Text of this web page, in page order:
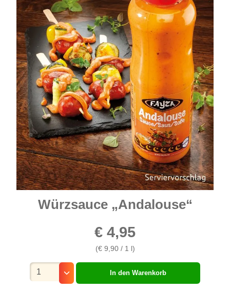
Würzsauce „Andalouse“
€ 4,95
(€ 9,90 / 1 l)
Mengenauswahl
In den Warenkorb